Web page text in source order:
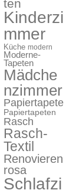
ten
Kinderzi
mmer
Küche modern
Moderne-
Tapeten
Mädche
nzimmer
Papiertapete
Papiertapeten
Rasch
Rasch-
Textil
Renovieren
rosa
Schlafzi